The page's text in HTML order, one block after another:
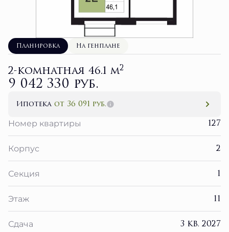
Планировка На генплане
2-комнатная 46.1 м2
9 042 330 руб.
Ипотека от 36 091 руб.
Номер квартиры
127
Корпус 2
Секция 1
Этаж 11
Сдача 3 кв. 2027